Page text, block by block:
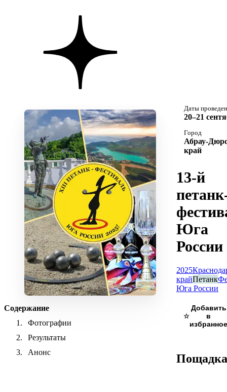
Содержание
Фотографии
Результаты
Анонс
Даты
20–21
Город
Абрау-
край
13-й
Юга
России
2025
крайПетанк
Юга России
☆
Пощадка